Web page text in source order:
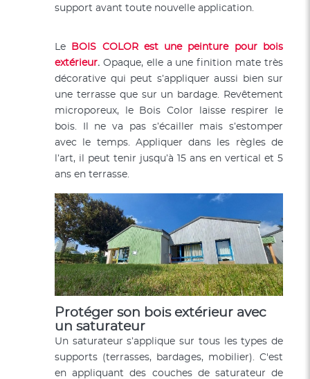
support avant toute nouvelle application.
Le
BOIS COLOR est une peinture pour bois
extérieur. Opaque, elle a une finition mate très
décorative qui peut s’appliquer aussi bien sur
une terrasse que sur un bardage. Revêtement
microporeux, le Bois Color laisse respirer le
bois. Il ne va pas s’écailler mais s’estomper
avec le temps. Appliquer dans les règles de
l’art, il peut tenir jusqu’à 15 ans en vertical et 5
ans en terrasse.
Protéger son bois extérieur avec
un saturateur
Un saturateur s’applique sur tous les types de
supports (terrasses, bardages, mobilier). C'est
en appliquant des couches de saturateur de